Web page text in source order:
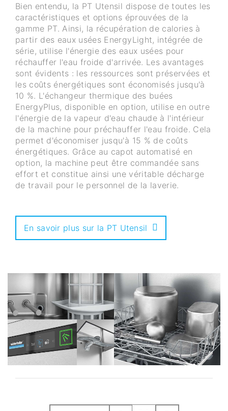
Bien entendu, la PT Utensil dispose de toutes les
caractéristiques et options éprouvées de la
gamme PT. Ainsi, la récupération de calories à
partir des eaux usées EnergyLight, intégrée de
série, utilise l'énergie des eaux usées pour
réchauffer l'eau froide d'arrivée. Les avantages
sont évidents : les ressources sont préservées et
les coûts énergétiques sont économisés jusqu'à
10 %. L'échangeur thermique des buées
EnergyPlus, disponible en option, utilise en outre
l'énergie de la vapeur d'eau chaude à l'intérieur
de la machine pour préchauffer l'eau froide. Cela
permet d'économiser jusqu'à 15 % de coûts
énergétiques. Grâce au capot automatisé en
option, la machine peut être commandée sans
effort et constitue ainsi une véritable décharge
de travail pour le personnel de la laverie.
En savoir plus sur la PT Utensil